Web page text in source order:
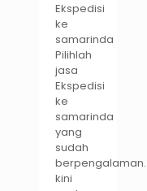
Ekspedisi
ke
samarinda
Pilihlah
jasa
Ekspedisi
ke
samarinda
yang
sudah
berpengalaman.
kini